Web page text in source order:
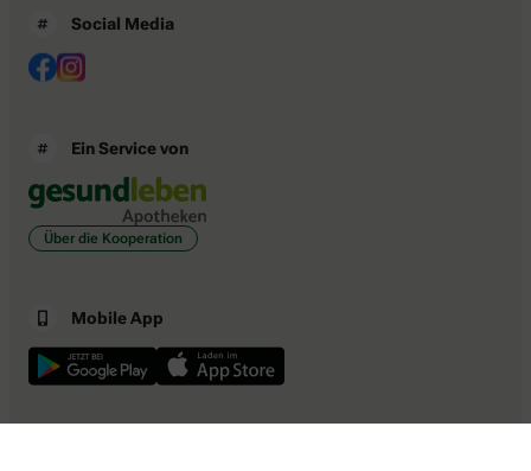
Social Media
Ein Service von
Über die Kooperation
Mobile App